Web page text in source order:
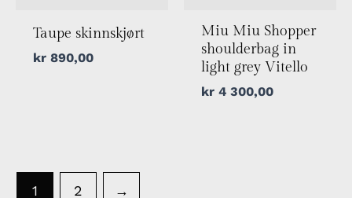
Taupe skinnskjørt
kr890,00
Miu Miu Shopper
shoulderbag in
light grey Vitello
kr4 300,00
1 2 →